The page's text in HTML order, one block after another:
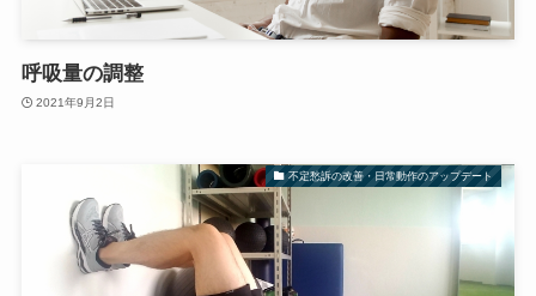
呼吸量の調整
2021年9月2日
不定愁訴の改善・日常動作のアップデート